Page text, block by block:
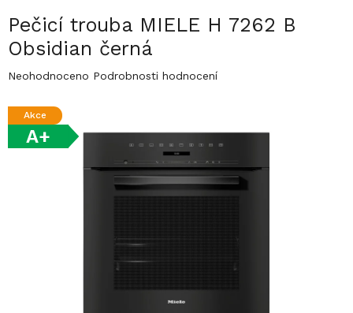
Pečicí trouba MIELE H 7262 B
Obsidian černá
Průměrné
produktu
z
Neohodnoceno Podrobnosti hodnocení
Akce
A+